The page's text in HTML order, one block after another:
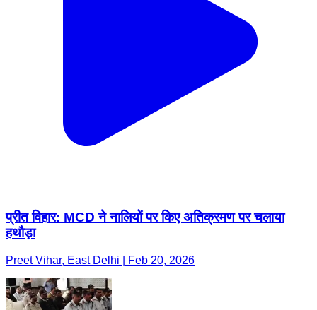
प्रीत विहार: MCD ने नालियों पर किए अतिक्रमण पर चलाया
हथौड़ा
Preet Vihar, East Delhi | Feb 20, 2026